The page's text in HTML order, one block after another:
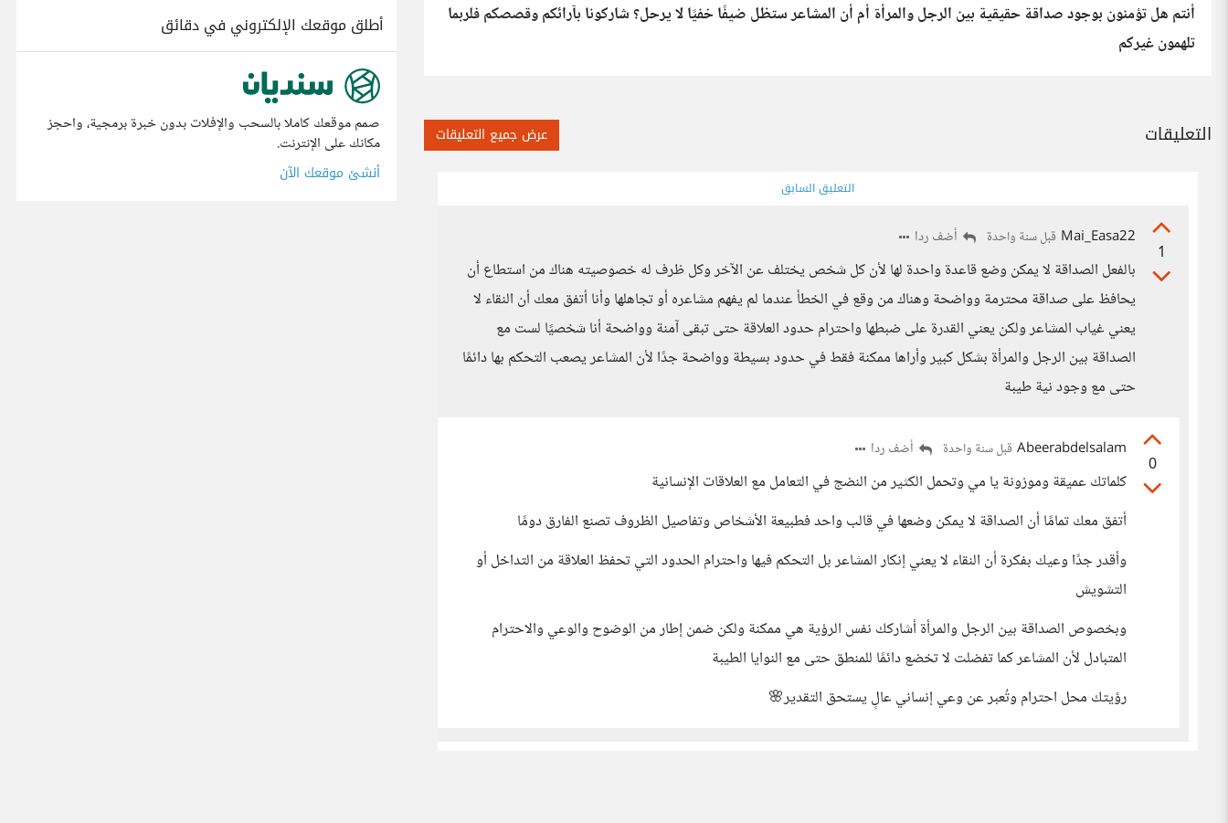
أنتم هل تؤمنون بوجود صداقة حقيقية بين الرجل والمرأة أم أن المشاعر ستظل ضيفًا خفيًا لا يرحل؟ شاركونا بآرائكم وقصصكم فلربما
تلهمون غيركم
التعليقات عرض جميع التعليقات
التعليق السابق
1
Mai_Easa22 قبل سنة واحدة أضف ردا
بالفعل الصداقة لا يمكن وضع قاعدة واحدة لها لأن كل شخص يختلف عن الآخر وكل ظرف له خصوصيته هناك من استطاع أن
يحافظ على صداقة محترمة وواضحة وهناك من وقع في الخطأ عندما لم يفهم مشاعره أو تجاهلها وأنا أتفق معك أن النقاء لا
يعني غياب المشاعر ولكن يعني القدرة على ضبطها واحترام حدود العلاقة حتى تبقى آمنة وواضحة أنا شخصيًا لست مع
الصداقة بين الرجل والمرأة بشكل كبير وأراها ممكنة فقط في حدود بسيطة وواضحة جدًا لأن المشاعر يصعب التحكم بها دائمًا
حتى مع وجود نية طيبة
0
Abeerabdelsalam قبل سنة واحدة أضف ردا
كلماتك عميقة وموزونة يا مي وتحمل الكثير من النضج في التعامل مع العلاقات الإنسانية
أتفق معك تمامًا أن الصداقة لا يمكن وضعها في قالب واحد فطبيعة الأشخاص وتفاصيل الظروف تصنع الفارق دومًا
وأقدر جدًا وعيك بفكرة أن النقاء لا يعني إنكار المشاعر بل التحكم فيها واحترام الحدود التي تحفظ العلاقة من التداخل أو
التشويش
وبخصوص الصداقة بين الرجل والمرأة أشاركك نفس الرؤية هي ممكنة ولكن ضمن إطار من الوضوح والوعي والاحترام
المتبادل لأن المشاعر كما تفضلت لا تخضع دائمًا للمنطق حتى مع النوايا الطيبة
رؤيتك محل احترام وتُعبر عن وعي إنساني عالٍ يستحق التقدير🌸
أطلق موقعك الإلكتروني في دقائق
صمم موقعك كاملا بالسحب والإفلات بدون خبرة برمجية، واحجز
مكانك على الإنترنت.
أنشئ موقعك الآن